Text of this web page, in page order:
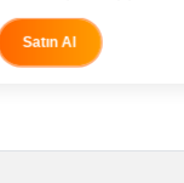
Satın Al